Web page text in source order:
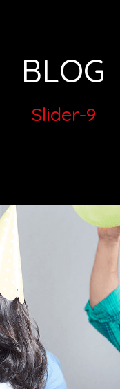
BLOG
Slider-9